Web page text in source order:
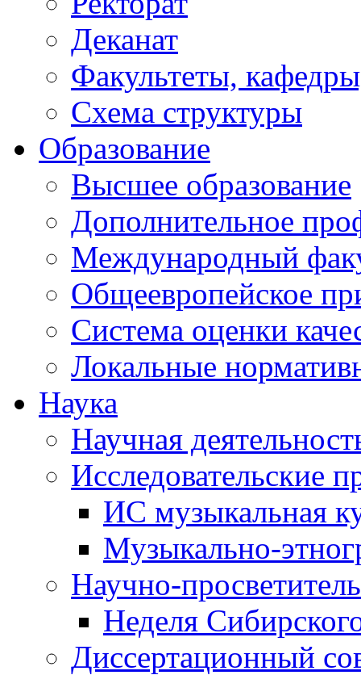
Деканат
Факультеты,
Схема структуры
Образование
Высшее образование
Дополнительное
Международный
Общеевропейское
Система оценки
Локальные
Наука
Научная
Исследовательские
ИС музыкальная
Музыкально-
Научно-
Неделя
Диссертационный